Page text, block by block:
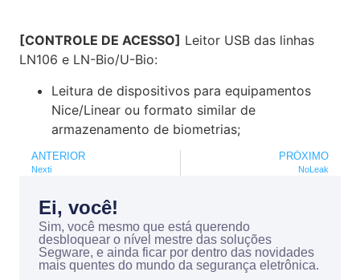
[CONTROLE DE ACESSO] Leitor USB das linhas
LN106 e LN-Bio/U-Bio:
Leitura de dispositivos para equipamentos
Nice/Linear ou formato similar de
armazenamento de biometrias;
ANTERIOR
Nexti
PRÓXIMO
NoLeak
Ei, você!
Sim, você mesmo que está querendo
desbloquear o nível mestre das soluções
Segware, e ainda ficar por dentro das novidades
mais quentes do mundo da segurança eletrônica.